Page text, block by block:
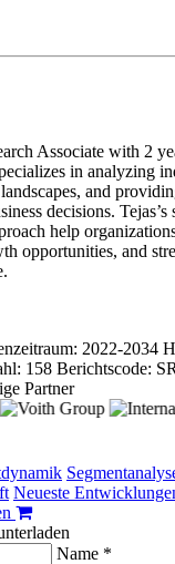
Associate with 2
in analyzing
and
decisions.
help
opportunities, and
2022-2034
158 Berichtscode:
Partner
Neueste
Name *